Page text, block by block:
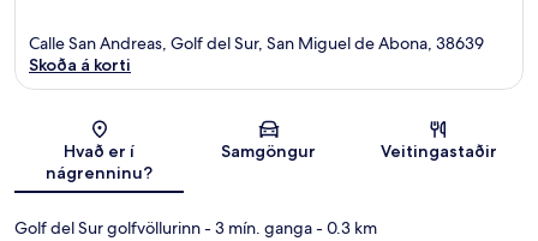
Kort
Calle San Andreas, Golf del Sur, San Miguel de Abona, 38639
Skoða á korti
Hvað er í
nágrenninu?
Samgöngur Veitingastaðir
Golf del Sur golfvöllurinn- 3 mín. ganga- 0.3 km